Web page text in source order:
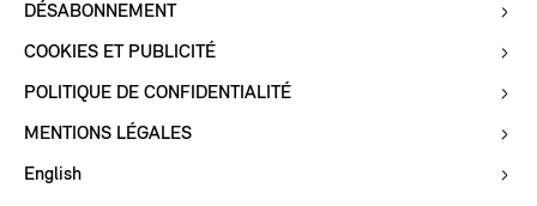
DÉSABONNEMENT
COOKIES ET PUBLICITÉ
POLITIQUE DE CONFIDENTIALITÉ
MENTIONS LÉGALES
English